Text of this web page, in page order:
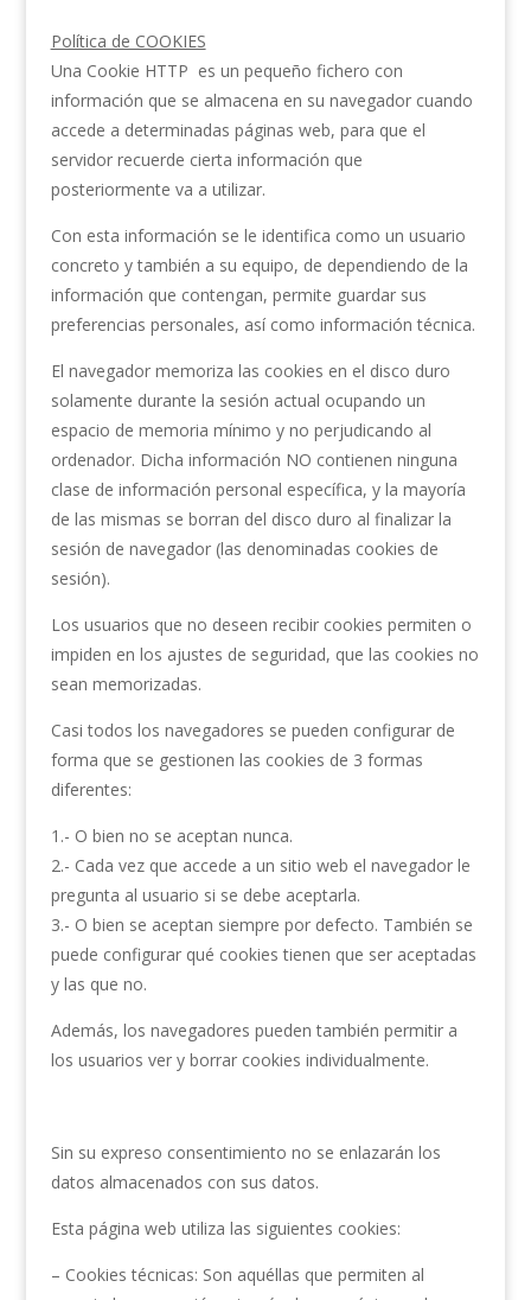
Política de COOKIES
Una Cookie HTTP es un pequeño fichero con
información que se almacena en su navegador cuando
accede a determinadas páginas web, para que el
servidor recuerde cierta información que
posteriormente va a utilizar.
Con esta información se le identifica como un usuario
concreto y también a su equipo, de dependiendo de la
información que contengan, permite guardar sus
preferencias personales, así como información técnica.
El navegador memoriza las cookies en el disco duro
solamente durante la sesión actual ocupando un
espacio de memoria mínimo y no perjudicando al
ordenador. Dicha información NO contienen ninguna
clase de información personal específica, y la mayoría
de las mismas se borran del disco duro al finalizar la
sesión de navegador (las denominadas cookies de
sesión).
Los usuarios que no deseen recibir cookies permiten o
impiden en los ajustes de seguridad, que las cookies no
sean memorizadas.
Casi todos los navegadores se pueden configurar de
forma que se gestionen las cookies de 3 formas
diferentes:
1.- O bien no se aceptan nunca.
2.- Cada vez que accede a un sitio web el navegador le
pregunta al usuario si se debe aceptarla.
3.- O bien se aceptan siempre por defecto. También se
puede configurar qué cookies tienen que ser aceptadas
y las que no.
Además, los navegadores pueden también permitir a
los usuarios ver y borrar cookies individualmente.
Sin su expreso consentimiento no se enlazarán los
datos almacenados con sus datos.
Esta página web utiliza las siguientes cookies:
– Cookies técnicas: Son aquéllas que permiten al